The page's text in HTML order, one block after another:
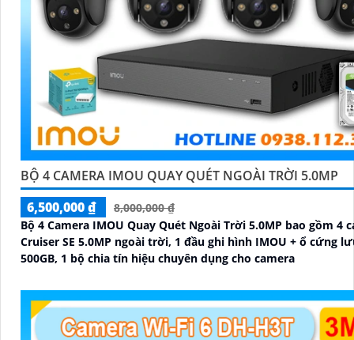
BỘ 4 CAMERA IMOU QUAY QUÉT NGOÀI TRỜI 5.0MP
6,500,000 ₫
8,000,000 ₫
Bộ 4 Camera IMOU Quay Quét Ngoài Trời 5.0MP bao gồm 4
Cruiser SE 5.0MP ngoài trời, 1 đầu ghi hình IMOU + ổ cứng
500GB, 1 bộ chia tín hiệu chuyên dụng cho camera